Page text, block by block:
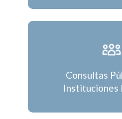
Consultas
Instituciones